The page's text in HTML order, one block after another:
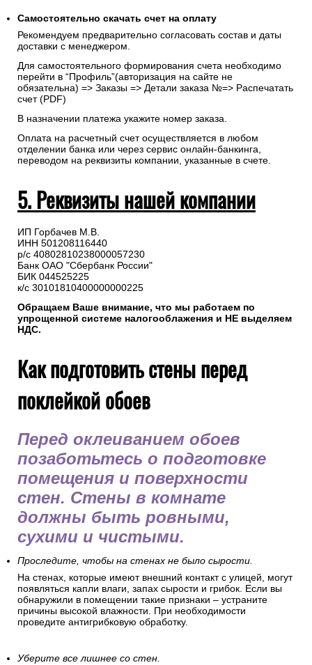
Самостоятельно скачать счет на оплату
Рекомендуем предварительно согласовать состав и даты
доставки с менеджером.
Для самостоятельного формирования счета необходимо
перейти в “Профиль”(авторизация на сайте не
обязательна) => Заказы => Детали заказа №=> Распечатать
счет (PDF)
В назначении платежа укажите номер заказа.
Оплата на расчетный счет осуществляется в любом
отделении банка или через сервис онлайн-банкинга,
переводом на реквизиты компании, указанные в счете.
5. Реквизиты нашей компании
ИП Горбачев М.В.
ИНН 501208116440
р/с 40802810238000057230
Банк ОАО "Сбербанк России"
БИК 044525225
к/с 30101810400000000225
Обращаем Ваше внимание, что мы работаем по
упрощенной системе налогооблажения и НЕ выделяем
НДС.
Как подготовить стены перед
поклейкой обоев
Перед оклеиванием обоев
позаботьтесь о подготовке
помещения и поверхности
стен. Стены в комнате
должны быть ровными,
сухими и чистыми.
Проследите, чтобы на стенах не было сырости.
На стенах, которые имеют внешний контакт с улицей, могут
появляться капли влаги, запах сырости и грибок. Если вы
обнаружили в помещении такие признаки – устраните
причины высокой влажности. При необходимости
проведите антигрибковую обработку.
Уберите все лишнее со стен.